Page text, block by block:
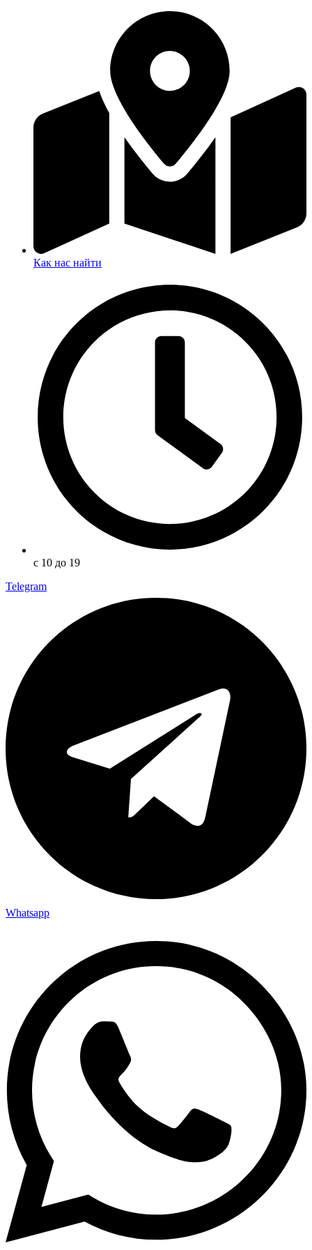
Как нас найти
с 10 до 19
Telegram
Whatsapp